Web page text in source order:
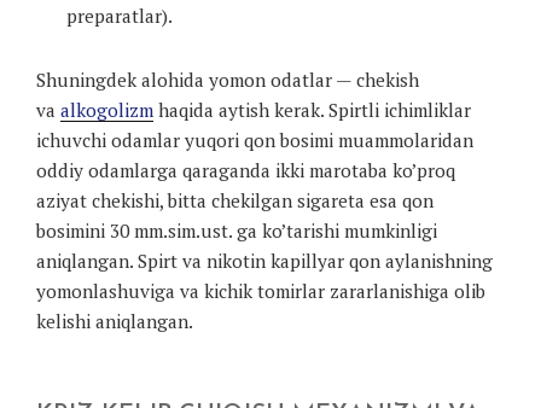
preparatlar).
Shuningdek alohida yomon odatlar — chekish
va alkogolizm haqida aytish kerak. Spirtli ichimliklar
ichuvchi odamlar yuqori qon bosimi muammolaridan
oddiy odamlarga qaraganda ikki marotaba ko’proq
aziyat chekishi, bitta chekilgan sigareta esa qon
bosimini 30 mm.sim.ust. ga ko’tarishi mumkinligi
aniqlangan. Spirt va nikotin kapillyar qon aylanishning
yomonlashuviga va kichik tomirlar zararlanishiga olib
kelishi aniqlangan.